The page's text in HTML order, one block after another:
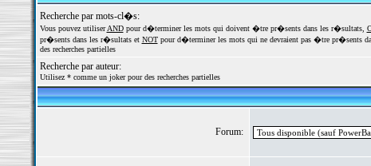
Recherche par mots-cl�s:
Vous pouvez utiliserANDpour d�terminer les mots qui doivent �tre pr�sents dans les r�sultats,
pr�sents dans les r�sultats et NOTpour d�terminer les mots qui ne devraient pas �tre pr�sents
des recherches partielles
Recherche par auteur:
Utilisez * comme un joker pour des recherches partielles
Forum: